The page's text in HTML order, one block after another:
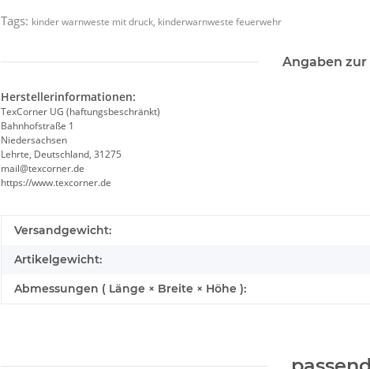
Tags: kinder warnweste mit druck, kinderwarnweste feuerwehr
Angaben
Herstellerinformationen:
TexCorner UG (haftungsbeschränkt)
Bahnhofstraße 1
Niedersachsen
Lehrte, Deutschland, 31275
mail@texcorner.de
https://www.texcorner.de
Versandgewicht:
Artikelgewicht:
Abmessungen ( Länge × Breite × Höhe ):